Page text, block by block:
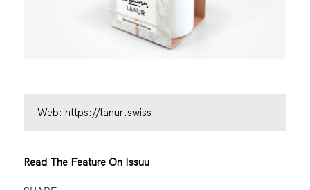
Web: https://lanur.swiss
Read The Feature On Issuu